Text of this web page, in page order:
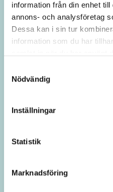
information från din enhet
annons- och analysföretag
Dessa kan i sin tur
information som du har
Nödvändig
Inställningar
Statistik
Marknadsföring
More than 100 new
The 100-club’s initiative was
involved. More than 100 new
Read more